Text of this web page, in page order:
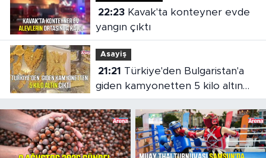
22:23Kavak'ta konteyner evde
yangın çıktı
Asayiş
21:21
giden kamyonetten 5 kilo altın
çıktı